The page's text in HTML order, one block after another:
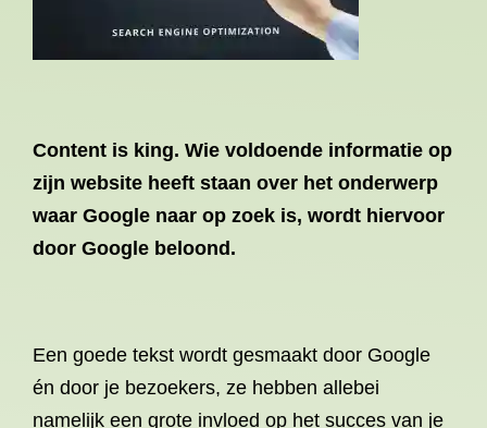
Content is king. Wie voldoende informatie op
zijn website heeft staan over het onderwerp
waar Google naar op zoek is, wordt hiervoor
door Google beloond.
Een goede tekst wordt gesmaakt door Google
én door je bezoekers, ze hebben allebei
namelijk een grote invloed op het succes van je